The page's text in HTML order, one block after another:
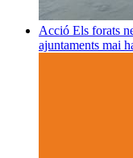
Acció Els forats
ajuntaments mai